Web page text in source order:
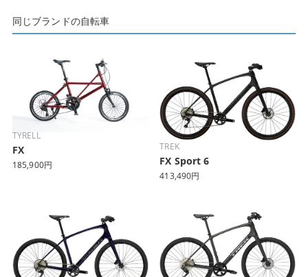
同じブランドの自転車
TYRELL
FX
185,900円
TREK
FX Sport 6
413,490円